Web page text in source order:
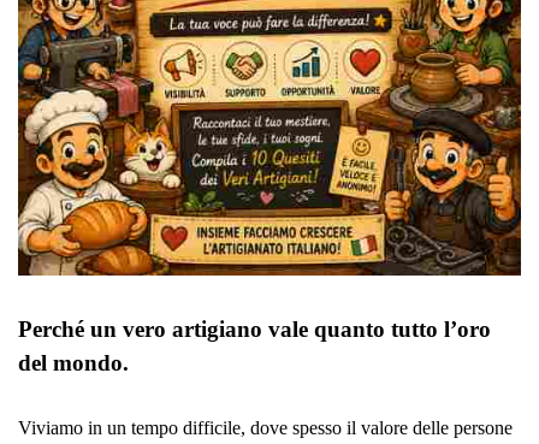
Perché un vero artigiano vale quanto tutto l’oro
del mondo.
Viviamo in un tempo difficile, dove spesso il valore delle persone